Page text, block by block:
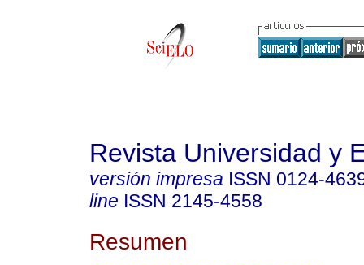
Revista Universidad y
versión impresa ISSN 0124-
line ISSN 2145-4558
Resumen